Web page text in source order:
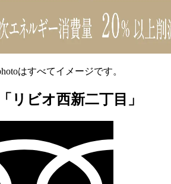
はすべてイメージです。
リビオ西新二丁目」